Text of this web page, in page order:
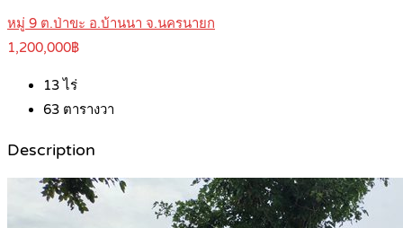
หมู่ 9 ต.ป่าขะ อ.บ้านนา จ.นครนายก
1,200,000฿
13ไร่
63 ตารางวา
Description